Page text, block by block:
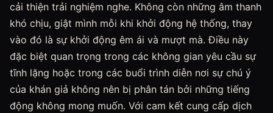
cải thiện trải nghiệm nghe. Không còn những âm thanh
khó chịu, giật mình mỗi khi khởi động hệ thống, thay
vào đó là sự khởi động êm ái và mượt mà. Điều này
đặc biệt quan trọng trong các không gian yêu cầu sự
tĩnh lặng hoặc trong các buổi trình diễn nơi sự chú ý
của khán giả không nên bị phân tán bởi những tiếng
động không mong muốn. Với cam kết cung cấp dịch